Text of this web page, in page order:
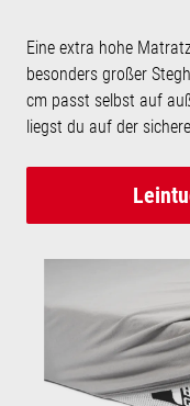
Eine extra hohe
besonders großer
cm passt selbst auf
liegst du auf der